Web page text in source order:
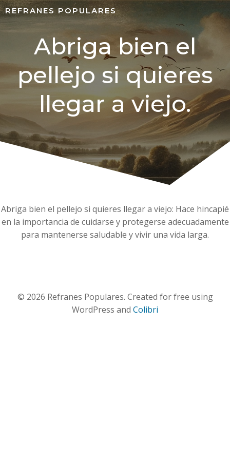
REFRANES POPULARES
Abriga bien el
pellejo si quieres
llegar a viejo.
Abriga bien el pellejo si quieres llegar a viejo: Hace hincapié
en la importancia de cuidarse y protegerse adecuadamente
para mantenerse saludable y vivir una vida larga.
© 2026 Refranes Populares. Created for free using
WordPress and Colibri